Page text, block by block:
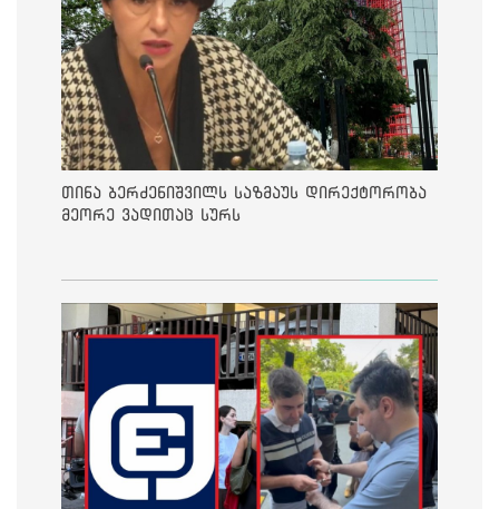
თინა ბერძენიშვილს საზმაუს დირექტორობა
მეორე ვადითაც სურს